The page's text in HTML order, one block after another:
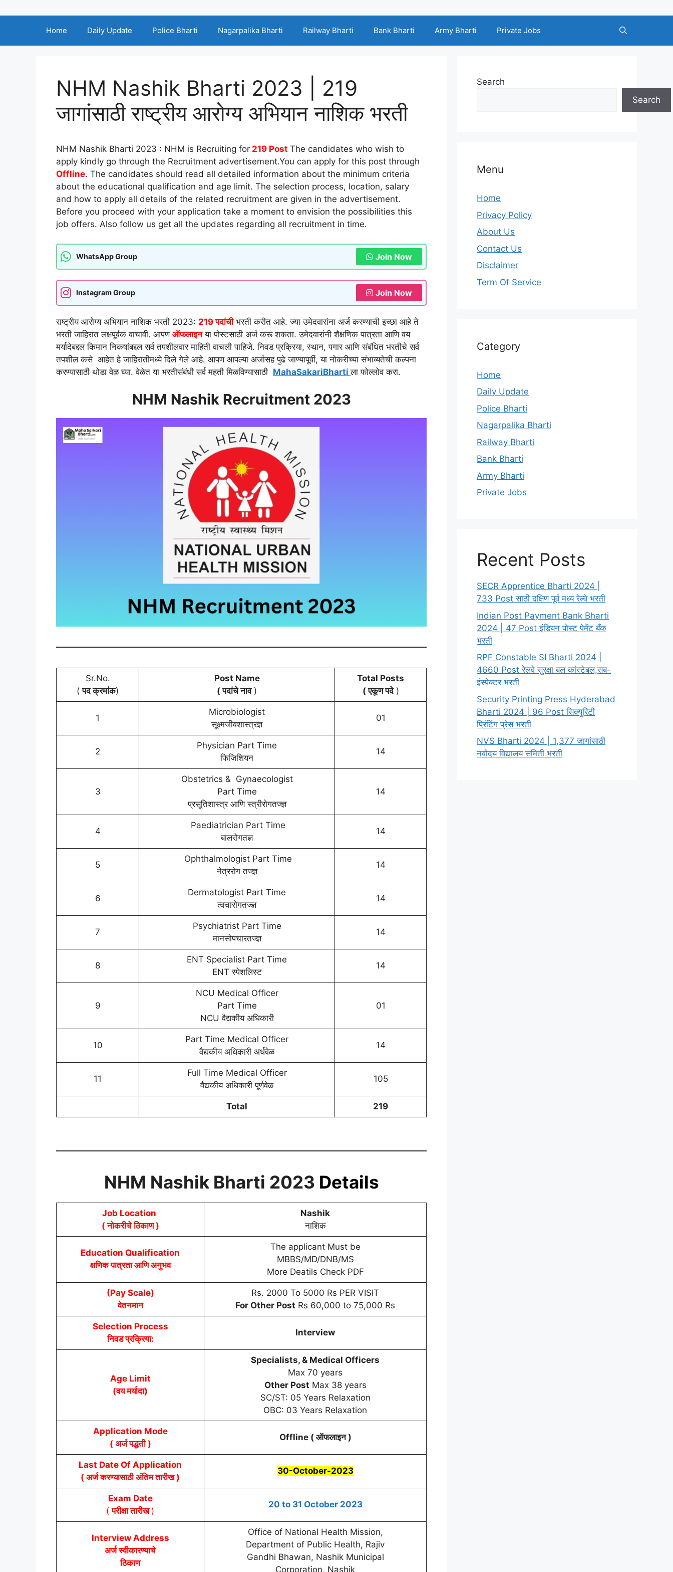
Home Daily Update Police Bharti Nagarpalika Bharti Railway Bharti Bank Bharti Army Bharti Private Jobs
NHM Nashik Bharti 2023 | 219
जागांसाठी राष्ट्रीय आरोग्य अभियान नाशिक भरती
NHM Nashik Bharti 2023 : NHM is Recruiting for 219 Post The candidates who wish to
apply kindly go through the Recruitment advertisement.You can apply for this post through
Offline. The candidates should read all detailed information about the minimum criteria
about the educational qualification and age limit. The selection process, location, salary
and how to apply all details of the related recruitment are given in the advertisement.
Before you proceed with your application take a moment to envision the possibilities this
job offers. Also follow us get all the updates regarding all recruitment in time.
WhatsApp Group Join Now
Instagram Group Join Now
राष्ट्रीय आरोग्य अभियान नाशिक भरती 2023: 219 पदांचीभरती करीत आहे. ज्या उमेदवारांना अर्ज करण्याची इच्छा आहे ते
भरती जाहिरात लक्षपूर्वक वाचावी. आपण ऑफलाइन या पोस्टसाठी अर्ज करू शकता. उमेदवारांनी शैक्षणिक पात्रता आणि वय
मर्यादेबद्दल किमान निकषांबद्दल सर्व तपशीलवार माहिती वाचली पाहिजे. निवड प्रक्रिया, स्थान, पगार आणि संबंधित भरतीचे सर्व
तपशील कसे आहेत हे जाहिरातीमध्ये दिले गेले आहे. आपण आपल्या अर्जासह पुढे जाण्यापूर्वी, या नोकरीच्या संभाव्यतेची कल्पना
करण्यासाठी थोडा वेळ घ्या. वेळेत या भरतीसंबंधी सर्व महती मिळविण्यासाठी MahaSakariBharti ला फोल्लोव करा.
NHM Nashik Recruitment 2023
Sr.No.
(पद क्रमांक)
Post Name
( पदांचे नाव)
Total Posts
( एकूण पदे)
1
Microbiologist
सूक्ष्मजीवशास्त्रज्ञ
01
2
Physician Part Time
फिजिशियन
14
3
Obstetrics & Gynaecologist
Part Time
प्रसूतिशास्त्र आणि स्त्रीरोगतज्ज्ञ
14
4
Paediatrician Part Time
बालरोगतज्ञ
14
5
Ophthalmologist Part Time
नेत्ररोग तज्ज्ञ
14
6
Dermatologist Part Time
त्वचारोगतज्ज्ञ
14
7
Psychiatrist Part Time
मानसोपचारतज्ज्ञ
14
8
ENT Specialist Part Time
ENT स्पेशलिस्ट
14
9
NCU Medical Officer
Part Time
NCU वैद्यकीय अधिकारी
01
10
Part Time Medical Officer
वैद्यकीय अधिकारी अर्धवेळ
14
11
Full Time Medical Officer
वैद्यकीय अधिकारी पूर्णवेळ
105
Total 219
NHM Nashik Bharti 2023 Details
Job Location
( नोकरीचे ठिकाण )
Nashik
नाशिक
Education Qualification
क्षणिक पात्रता आणि अनुभव
The applicant Must be
MBBS/MD/DNB/MS
More Deatils Check PDF
(Pay Scale)
वेतनमान
Rs. 2000 To 5000 Rs PER VISIT
For Other Post Rs 60,000 to 75,000 Rs
Selection Process
निवड प्रक्रिया:
Interview
Age Limit
(वय मर्यादा)
Specialists, & Medical Officers
Max 70 years
Other Post Max 38 years
SC/ST: 05 Years Relaxation
OBC: 03 Years Relaxation
Application Mode
( अर्ज पद्धती )
Offline ( ऑफलाइन)
Last Date Of Application
( अर्ज करण्यासाठी अंतिम तारीख )
30-October-2023
Exam Date
(परीक्षा तारीख)
20 to 31 October 2023
Interview Address
अर्ज स्वीकारण्याचे
ठिकाण
Office of National Health Mission,
Department of Public Health, Rajiv
Gandhi Bhawan, Nashik Municipal
Corporation, Nashik
Search
Search
Menu
Home
Privacy Policy
About Us
Contact Us
Disclaimer
Term Of Service
Category
Home
Daily Update
Police Bharti
Nagarpalika Bharti
Railway Bharti
Bank Bharti
Army Bharti
Private Jobs
Recent Posts
SECR Apprentice Bharti 2024 |
733 Post साठी दक्षिण पूर्व मध्य रेल्वे भरती
Indian Post Payment Bank Bharti
2024 | 47 Post इंडियन पोस्ट पेमेंट बँक
भरती
RPF Constable SI Bharti 2024 |
4660 Post रेलवे सुरक्षा बल कांस्टेबल,सब-
इंस्पेक्टर भरती
Security Printing Press Hyderabad
Bharti 2024 | 96 Post सिक्युरिटी
प्रिंटिंग प्रेस भरती
NVS Bharti 2024 | 1,377 जागांसाठी
नवोदय विद्यालय समिती भरती